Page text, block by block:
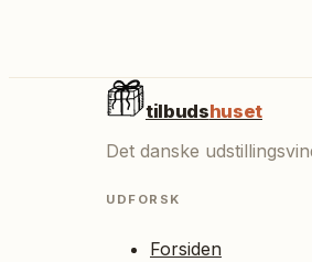
tilbudshuset
Det danske
UDFORSK
Forsiden